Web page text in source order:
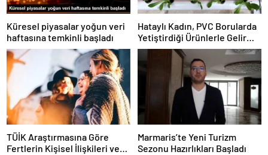
Küresel piyasalar yoğun veri
haftasına temkinli başladı
Hataylı Kadın, PVC Borularda
Yetiştirdiği Ürünlerle Gelir
Elde Ediyor
TÜİK Araştırmasına Göre
Fertlerin Kişisel İlişkileri ve
Marmaris’te Yeni Turizm
Sezonu Hazırlıkları Başladı